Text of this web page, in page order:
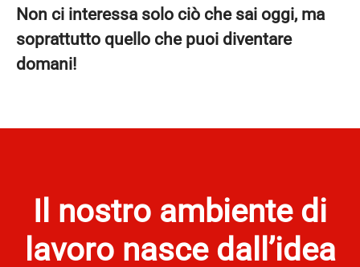
Non ci interessa solo ciò che sai oggi, ma
soprattutto quello che puoi diventare
domani!
Il nostro ambiente di
lavoro nasce dall’idea